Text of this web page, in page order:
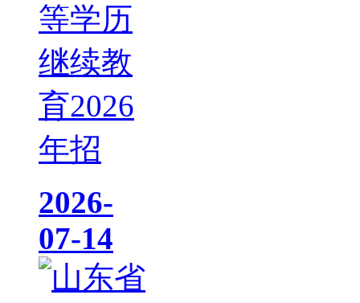
等学历
继续教
育2026
年招
2026-
07-14